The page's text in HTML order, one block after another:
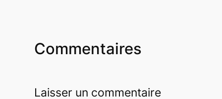
Commentaires
Laisser un commentaire